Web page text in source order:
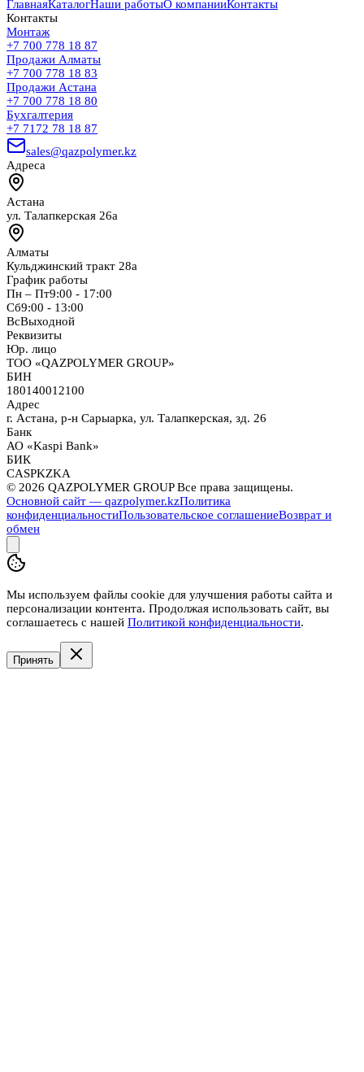
ГлавнаяКаталогНаши работыО компанииКонтакты
Контакты
Монтаж
+7 700 778 18 87
Продажи Алматы
+7 700 778 18 83
Продажи Астана
+7 700 778 18 80
Бухгалтерия
+7 7172 78 18 87
sales@qazpolymer.kz
Адреса
Астана
ул. Талапкерская 26а
Алматы
Кульджинский тракт 28а
График работы
Пн – Пт9:00 - 17:00
Сб9:00 - 13:00
ВсВыходной
Реквизиты
Юр. лицо
ТОО «QAZPOLYMER GROUP»
БИН
180140012100
Адрес
г. Астана, р-н Сарыарка, ул. Талапкерская, зд. 26
Банк
АО «Kaspi Bank»
БИК
CASPKZKA
© 2026 QAZPOLYMER GROUP Все права защищены.
Основной сайт — qazpolymer.kzПолитика
конфиденциальностиПользовательское соглашениеВозврат и
обмен
Мы используем файлы cookie для улучшения работы сайта и
персонализации контента. Продолжая использовать сайт, вы
соглашаетесь с нашей Политикой конфиденциальности.
Принять